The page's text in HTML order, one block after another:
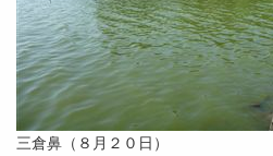
三倉鼻（８月２０日）